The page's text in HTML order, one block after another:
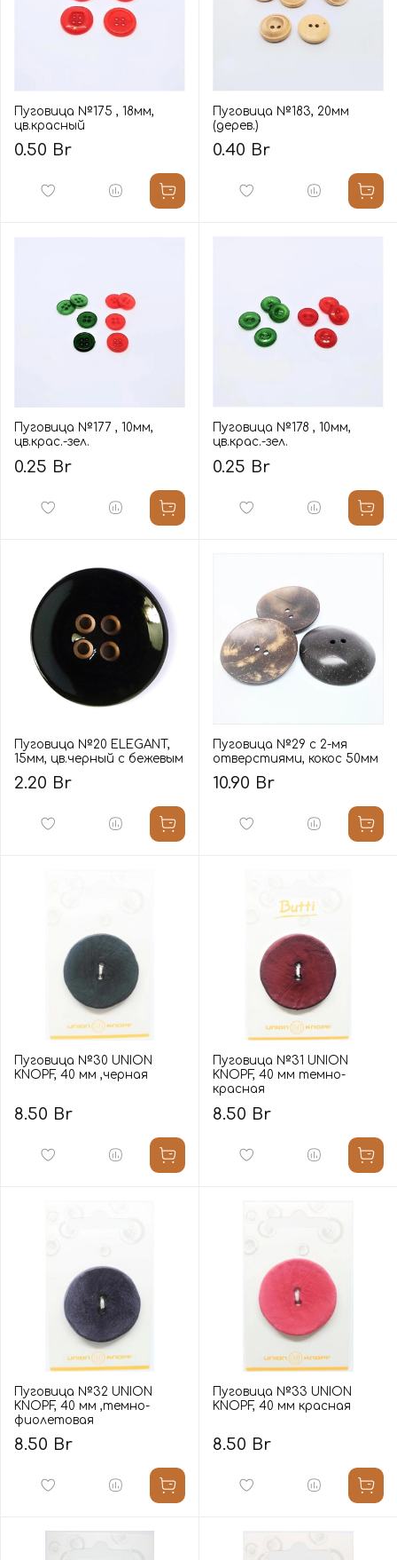
Пуговица №175 , 18мм,
цв.красный
0.50 Br
Пуговица №183, 20мм
(дерев.)
0.40 Br
Пуговица №177 , 10мм,
цв.крас.-зел.
0.25 Br
Пуговица №178 , 10мм,
цв.крас.-зел.
0.25 Br
Пуговица №20 ELEGANT,
15мм, цв.черный с бежевым
2.20 Br
Пуговица №29 с 2-мя
отверстиями, кокос 50мм
10.90 Br
Пуговица №30 UNION
KNOPF, 40 мм ,черная
8.50 Br
Пуговица №31 UNION
KNOPF, 40 мм темно-
красная
8.50 Br
Пуговица №32 UNION
KNOPF, 40 мм ,темно-
фиолетовая
8.50 Br
Пуговица №33 UNION
KNOPF, 40 мм красная
8.50 Br